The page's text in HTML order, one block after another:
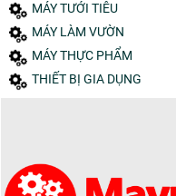
MÁY TƯỚI TIÊU
MÁY LÀM VƯỜN
MÁY THỰC PHẨM
THIẾT BỊ GIA DỤNG